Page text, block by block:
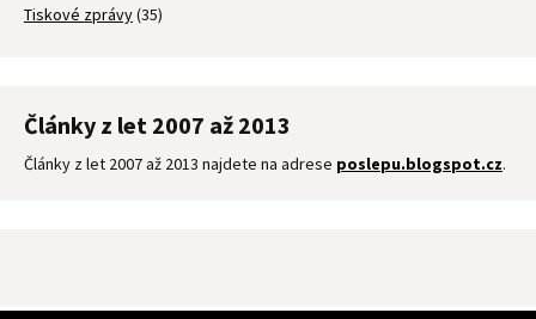
Tiskové zprávy(35)
Články z let 2007 až 2013
Články z let 2007 až 2013 najdete na adrese poslepu.blogspot.cz.